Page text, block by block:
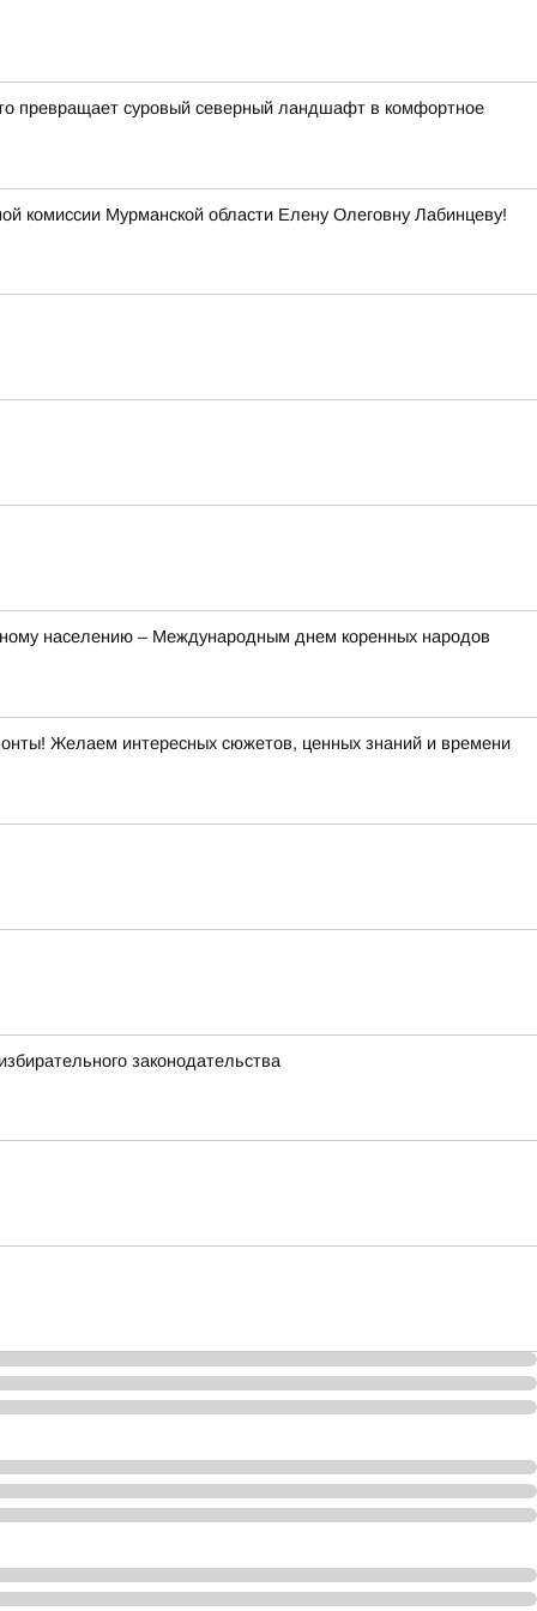
превращает суровый северный ландшафт в комфортное
комиссии Мурманской области Елену Олеговну Лабинцеву!
населению – Международным днем коренных народов
Желаем интересных сюжетов, ценных знаний и времени
законодательства